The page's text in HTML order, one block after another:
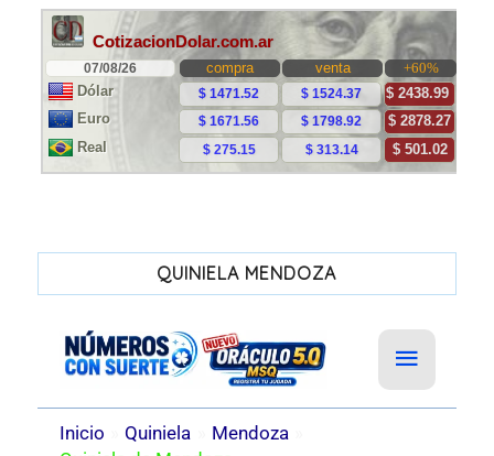
QUINIELA MENDOZA